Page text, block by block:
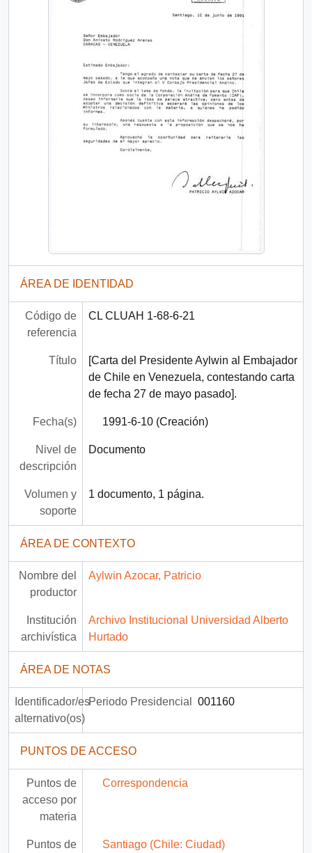
ÁREA DE IDENTIDAD
Código de
referencia
CL CLUAH 1-68-6-21
Título
[Carta del Presidente Aylwin al Embajador
de Chile en Venezuela, contestando carta
de fecha 27 de mayo pasado].
Fecha(s) 1991-6-10 (Creación)
Nivel de
descripción
Documento
Volumen y
soporte
1 documento, 1 página.
ÁREA DE CONTEXTO
Nombre del
productor
Aylwin Azocar, Patricio
Institución
archivística
Archivo Institucional Universidad Alberto
Hurtado
ÁREA DE NOTAS
Identificador/es
alternativo(os)
Periodo Presidencial 001160
PUNTOS DE ACCESO
Puntos de
acceso por
materia
Correspondencia
Puntos de Santiago (Chile: Ciudad)